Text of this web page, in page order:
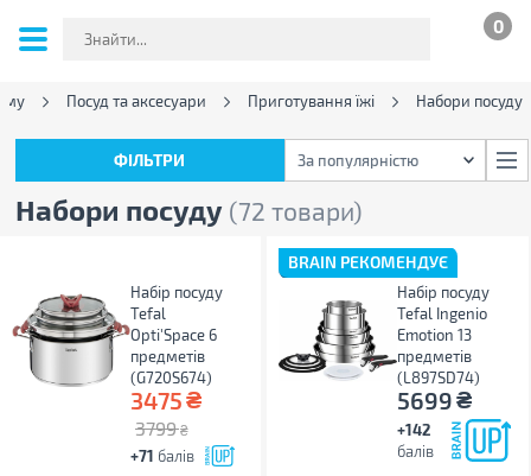
0
Посуд та аксесуари Приготування їжі Набори посуду
Набори посуду (72 товари)
ФІЛЬТРИ За популярністю
Набір посуду
Tefal
Opti'Space 6
предметів
(G720S674)
3475₴
3799 ₴
+71 балів
BRAIN РЕКОМЕНДУЄ
Набір посуду
Tefal Ingenio
Emotion 13
предметів
(L897SD74)
5699₴
+142
балів
ФІЛЬТРИ За популярністю